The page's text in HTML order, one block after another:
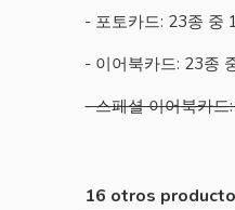
- 포토카드: 23종 중
- 이어북카드: 23종
- 스페셜 이어북카
16 otros